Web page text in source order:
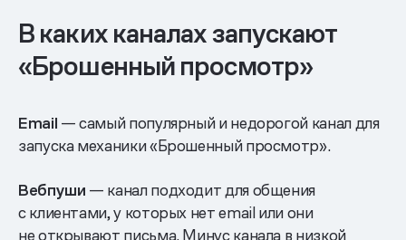
В каких каналах запускают
«Брошенный просмотр»
Email — самый популярный и недорогой канал для
запуска механики «Брошенный просмотр».
Вебпуши — канал подходит для общения
с клиентами, у которых нет email или они
не открывают письма. Минус канала в низкой